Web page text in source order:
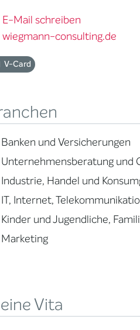
E-Mail schreiben
wiegmann-consulting.de
V-Card
Banken und Versicherungen
Unternehmensberatung und
Industrie, Handel und
IT, Internet,
Kinder und Jugendliche,
Marketing
Vita